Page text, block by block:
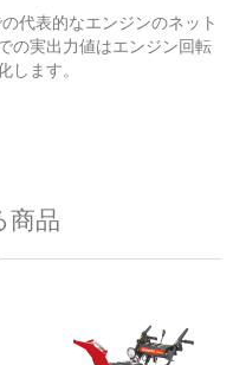
代表的なエンジンのネット
の実出力値はエンジン回転
します。
商品